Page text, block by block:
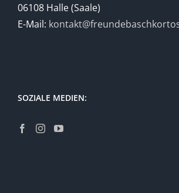
06108 Halle (Saale)
E-Mail:
SOZIALE MEDIEN: